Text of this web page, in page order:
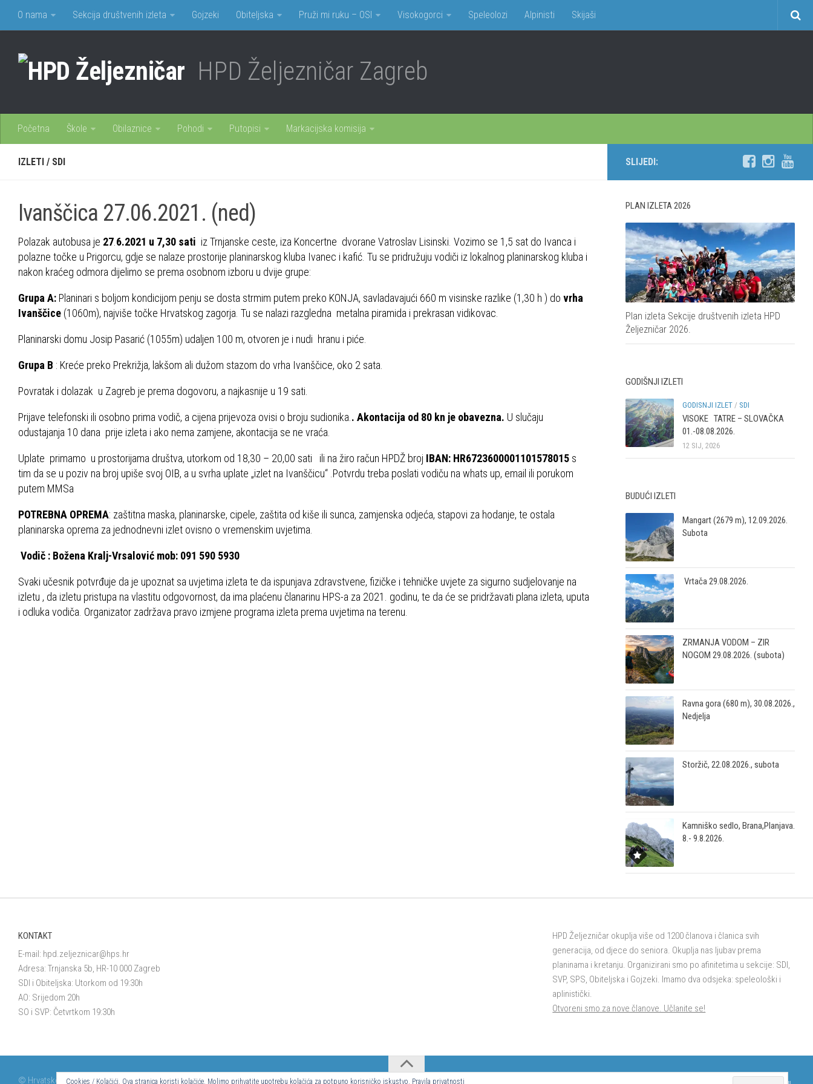
O nama Sekcija društvenih izleta Gojzeki Obiteljska Pruži mi ruku – OSI Visokogorci Speleolozi Alpinisti Skijaši
HPD Željezničar Zagreb
Početna Škole Obilaznice Pohodi Putopisi Markacijska komisija
IZLETI / SDI
Ivanščica 27.06.2021. (ned)
Polazak autobusa je 27 6.2021 u 7,30 sati iz Trnjanske ceste, iza Koncertne dvorane Vatroslav Lisinski. Vozimo se 1,5 sat do Ivanca i
polazne točke u Prigorcu, gdje se nalaze prostorije planinarskog kluba Ivanec i kafić. Tu se pridružuju vodiči iz lokalnog planinarskog kluba i
nakon kraćeg odmora dijelimo se prema osobnom izboru u dvije grupe:
Grupa A: Planinari s boljom kondicijom penju se dosta strmim putem preko KONJA, savladavajući 660 m visinske razlike (1,30 h ) do vrha
Ivanščice (1060m), najviše točke Hrvatskog zagorja. Tu se nalazi razgledna metalna piramida i prekrasan vidikovac.
Planinarski domu Josip Pasarić (1055m) udaljen 100 m, otvoren je i nudi hranu i piće.
Grupa B : Kreće preko Prekrižja, lakšom ali dužom stazom do vrha Ivanščice, oko 2 sata.
Povratak i dolazak u Zagreb je prema dogovoru, a najkasnije u 19 sati.
Prijave telefonski ili osobno prima vodič, a cijena prijevoza ovisi o broju sudionika. . Akontacija od 80 kn je obavezna. U slučaju
odustajanja 10 dana prije izleta i ako nema zamjene, akontacija se ne vraća.
Uplate primamo u prostorijama društva, utorkom od 18,30 – 20,00 sati ili na žiro račun HPDŽ broj IBAN: HR6723600001101578015 s
tim da se u poziv na broj upiše svoj OIB, a u svrha uplate „izlet na Ivanščicu“ .Potvrdu treba poslati vodiču na whats up, email ili porukom
putem MMSa
POTREBNA OPREMA: zaštitna maska, planinarske, cipele, zaštita od kiše ili sunca, zamjenska odjeća, stapovi za hodanje, te ostala
planinarska oprema za jednodnevni izlet ovisno o vremenskim uvjetima.
Vodič : Božena Kralj-Vrsalović mob: 091 590 5930
Svaki učesnik potvrđuje da je upoznat sa uvjetima izleta te da ispunjava zdravstvene, fizičke i tehničke uvjete za sigurno sudjelovanje na
izletu , da izletu pristupa na vlastitu odgovornost, da ima plaćenu članarinu HPS-a za 2021. godinu, te da će se pridržavati plana izleta, uputa
i odluka vodiča. Organizator zadržava pravo izmjene programa izleta prema uvjetima na terenu.
SLIJEDI:
PLAN IZLETA 2026
Plan izleta Sekcije društvenih izleta HPD
Željezničar 2026.
GODIŠNJI IZLETI
GODISNJI IZLET / SDI
VISOKE TATRE – SLOVAČKA
01.-08.08.2026.
12 SIJ, 2026
BUDUĆI IZLETI
Mangart (2679 m), 12.09.2026.
Subota
Vrtača 29.08.2026.
ZRMANJA VODOM – ZIR
NOGOM 29.08.2026. (subota)
Ravna gora (680 m), 30.08.2026.,
Nedjelja
Storžič, 22.08.2026., subota
Kamniško sedlo, Brana,Planjava.
8.- 9.8.2026.
KONTAKT
E-mail: hpd.zeljeznicar@hps.hr
Adresa: Trnjanska 5b, HR-10 000 Zagreb
SDI i Obiteljska: Utorkom od 19:30h
AO: Srijedom 20h
SO i SVP: Četvrtkom 19:30h
HPD Željezničar okuplja više od 1200 članova i članica svih
generacija, od djece do seniora. Okuplja nas ljubav prema
planinama i kretanju. Organizirani smo po afinitetima u sekcije: SDI,
SVP, SPS, Obiteljska i Gojzeki. Imamo dva odsjeka: speleološki i
aplinistički.
Otvoreni smo za nove članove. Učlanite se!
© Hrvatsko planinarsko društvo Željezničar 2024.
Cookies / Kolačići. Ova stranica koristi kolačiće. Molimo prihvatite upotrebu kolačića za potpuno korisničko iskustvo. Pravila privatnosti